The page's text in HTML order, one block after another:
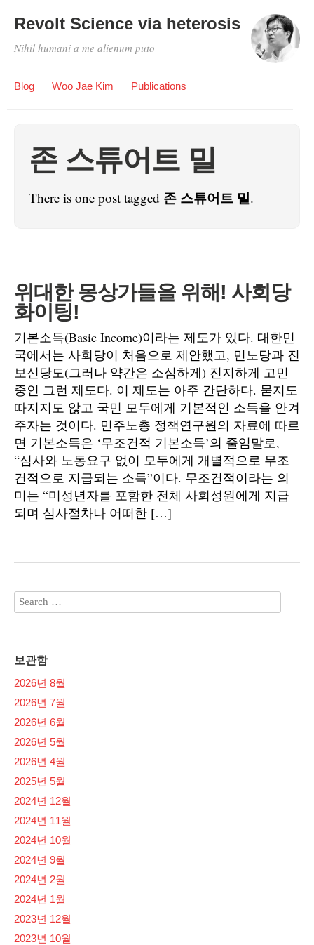
Revolt Science via heterosis
Nihil humani a me alienum puto
Blog Woo Jae Kim Publications
존 스튜어트 밀
There is one post tagged 존 스튜어트 밀.
위대한 몽상가들을 위해! 사회당
화이팅!
기본소득(Basic Income)이라는 제도가 있다. 대한민
국에서는 사회당이 처음으로 제안했고, 민노당과 진
보신당도(그러나 약간은 소심하게) 진지하게 고민
중인 그런 제도다. 이 제도는 아주 간단하다. 묻지도
따지지도 않고 국민 모두에게 기본적인 소득을 안겨
주자는 것이다. 민주노총 정책연구원의 자료에 따르
면 기본소득은 ‘무조건적 기본소득’의 줄임말로,
“심사와 노동요구 없이 모두에게 개별적으로 무조
건적으로 지급되는 소득”이다. 무조건적이라는 의
미는 “미성년자를 포함한 전체 사회성원에게 지급
되며 심사절차나 어떠한 […]
보관함
2026년 8월
2026년 7월
2026년 6월
2026년 5월
2026년 4월
2025년 5월
2024년 12월
2024년 11월
2024년 10월
2024년 9월
2024년 2월
2024년 1월
2023년 12월
2023년 10월